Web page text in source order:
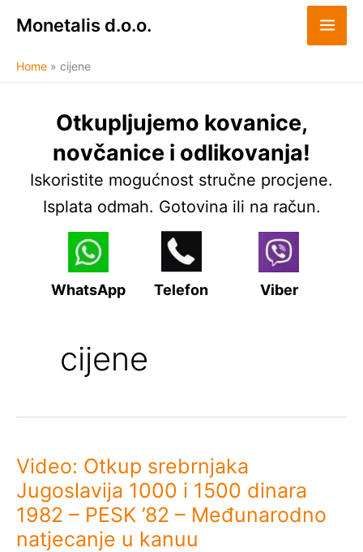
Monetalis d.o.o.
Home cijene
Otkupljujemo kovanice,
novčanice i odlikovanja!
Iskoristite mogućnost stručne procjene.
Isplata odmah. Gotovina ili na račun.
WhatsApp Viber
Telefon
cijene
Video: Otkup srebrnjaka
Jugoslavija 1000 i 1500 dinara
1982 – PESK ’82 – Međunarodno
natjecanje u kanuu